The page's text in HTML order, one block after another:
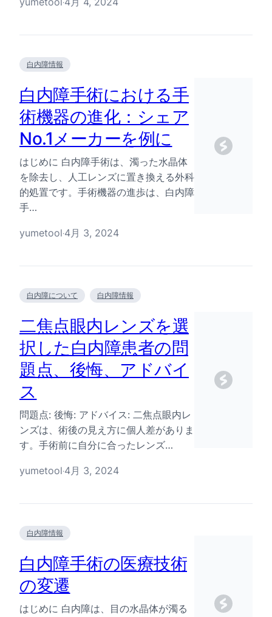
·
白内障情報
白内障手術における手
術機器の進化：シェア
No.1メーカーを例に
はじめに 白内障手術は、濁った水晶体
を除去し、人工レンズに置き換える外科
的処置です。手術機器の進歩は、白内障
手…
yumetool·4月 3, 2024
白内障について 白内障情報
二焦点眼内レンズを選
択した白内障患者の問
題点、後悔、アドバイ
ス
問題点: 後悔: アドバイス: 二焦点眼内レ
ンズは、術後の見え方に個人差がありま
す。手術前に自分に合ったレンズ…
yumetool·4月 3, 2024
白内障情報
白内障手術の医療技術
の変遷
はじめに 白内障は、目の水晶体が濁る